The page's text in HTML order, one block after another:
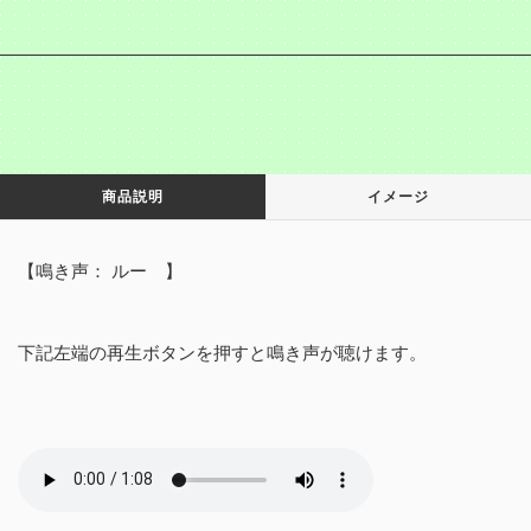
商品説明 イメージ
【鳴き声： ルー 】
下記左端の再生ボタンを押すと鳴き声が聴けます。